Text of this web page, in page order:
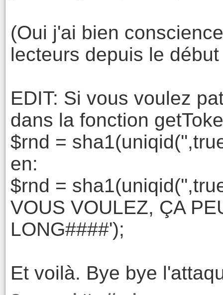
(Oui j'ai bien
lecteurs depuis le
EDIT: Si vous voulez
dans la fonction
$rnd =
en:
$rnd =
VOUS VOULEZ, ÇA
LONG####');
Et voilà. Bye bye